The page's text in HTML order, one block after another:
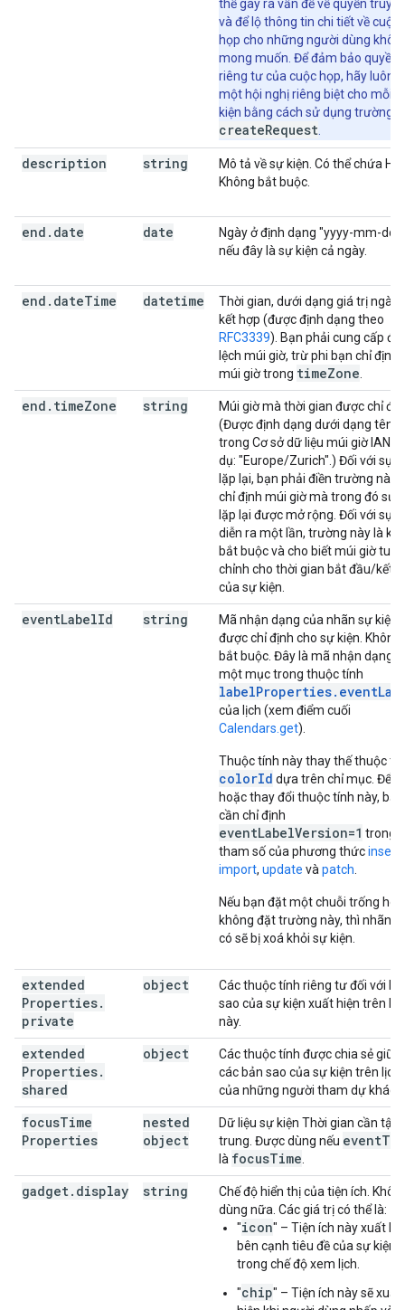
thể gây ra vấn đề về quyền truy
và để lộ thông tin chi tiết về cuộc
họp cho những người dùng
mong muốn. Để đảm bảo quyền
riêng tư của cuộc họp, hãy luôn
một hội nghị riêng biệt cho mỗi
kiện bằng cách sử dụng trường
createRequest
description string
Mô tả về sự kiện. Có thể chứa
Không bắt buộc.
end . date date
Ngày ở định dạng "yyyy-mm-dd",
nếu đây là sự kiện cả ngày.
end . dateTime datetime
Thời gian, dưới dạng giá trị ngày
kết hợp (được định dạng theo
RFC3339). Bạn phải cung cấp độ
lệch múi giờ, trừ phi bạn chỉ định
múi giờ trong timeZone
end . timeZone string
Múi giờ mà thời gian được chỉ
(Được định dạng dưới dạng tên
trong Cơ sở dữ liệu múi giờ IANA,
dụ: "Europe/Zurich".) Đối với sự
lặp lại, bạn phải điền trường này
chỉ định múi giờ mà trong đó sự
lặp lại được mở rộng. Đối với sự
diễn ra một lần, trường này là
bắt buộc và cho biết múi giờ tuỳ
chỉnh cho thời gian bắt đầu/kết
của sự kiện.
eventLabelId string
Mã nhận dạng của nhãn sự kiện
được chỉ định cho sự kiện. Không
bắt buộc. Đây là mã nhận dạng
một mục trong thuộc tính
của lịch (xem điểm cuối
Calendars.get).
Thuộc tính này thay thế thuộc
colorId dựa trên chỉ mục. Để
hoặc thay đổi thuộc tính này, bạn
cần chỉ định
eventLabelVersion=1 trong
tham số của phương thứcinsert
import, update và patch
Nếu bạn đặt một chuỗi trống
không đặt trường này, thì nhãn
có sẽ bị xoá khỏi sự kiện.
extended
Properties.
private
object
Các thuộc tính riêng tư đối với
sao của sự kiện xuất hiện trên
này.
extended
Properties.
shared
object
Các thuộc tính được chia sẻ giữa
các bản sao của sự kiện trên lịch
của những người tham dự khác.
focusTime
Properties
nested
object
Dữ liệu sự kiện Thời gian cần tập
trung. Được dùng nếu event
là focusTime
gadget. display string
Chế độ hiển thị của tiện ích.
dùng nữa. Các giá trị có thể là:
"icon" – Tiện ích này xuất
bên cạnh tiêu đề của sự kiện
trong chế độ xem lịch.
"chip" – Tiện ích này sẽ xuất